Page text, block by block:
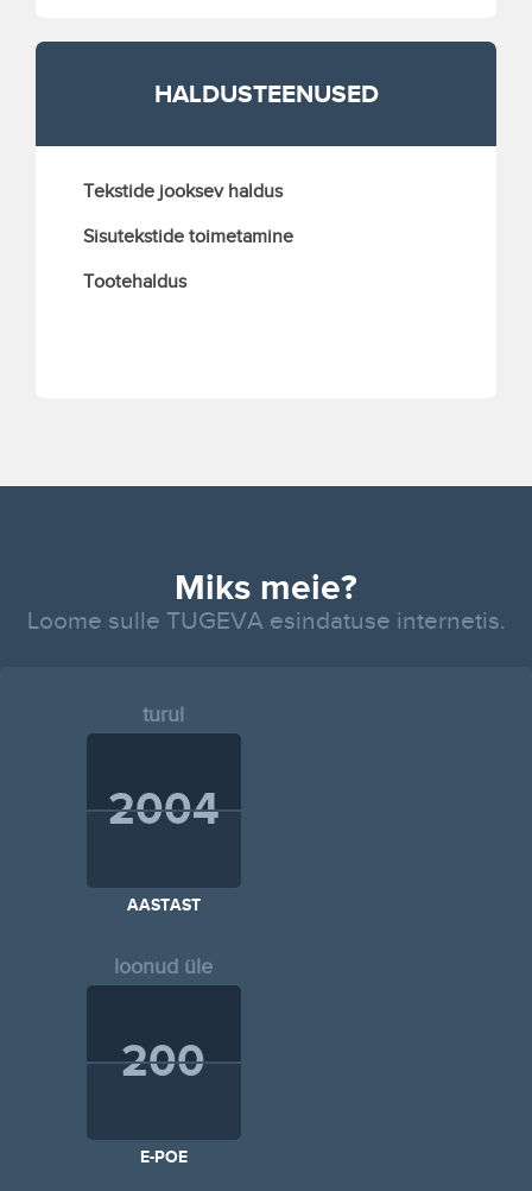
HALDUSTEENUSED
Tekstide jooksev haldus
Sisutekstide toimetamine
Tootehaldus
Miks meie?
Loome sulle TUGEVA esindatuse internetis.
turul
2004
AASTAST
loonud üle
200
E-POE